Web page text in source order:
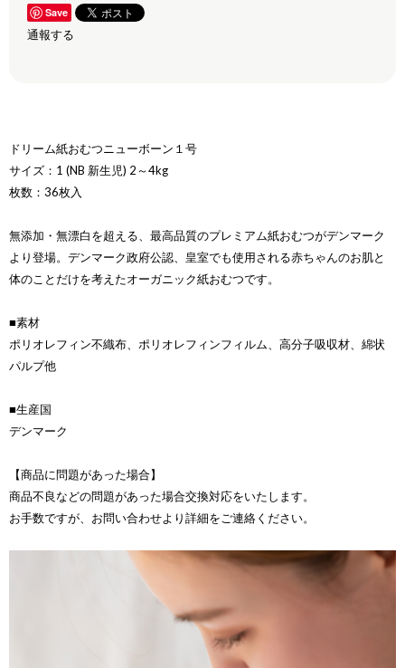
Save
通報する
ドリーム紙おむつニューボーン１号
サイズ：1 (NB 新生児) 2～4kg
枚数：36枚入
無添加・無漂白を超える、最高品質のプレミアム紙おむつがデンマーク
より登場。デンマーク政府公認、皇室でも使用される赤ちゃんのお肌と
体のことだけを考えたオーガニック紙おむつです。
■素材
ポリオレフィン不織布、ポリオレフィンフィルム、高分子吸収材、綿状
パルプ他
■生産国
デンマーク
【商品に問題があった場合】
商品不良などの問題があった場合交換対応をいたします。
お手数ですが、お問い合わせより詳細をご連絡ください。